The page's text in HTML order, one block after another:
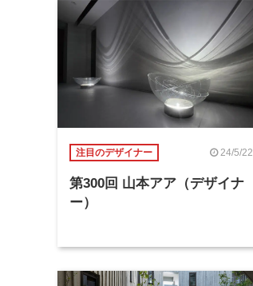
注目のデザイナー 24/5/22
第300回 山本アア（デザイナ
ー）